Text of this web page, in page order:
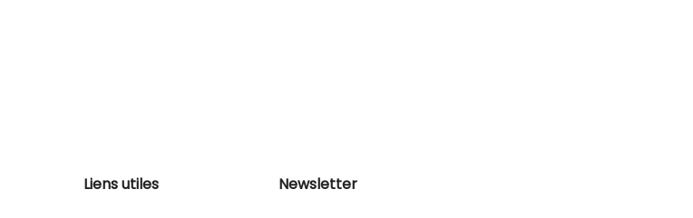
Liens utiles Newsletter